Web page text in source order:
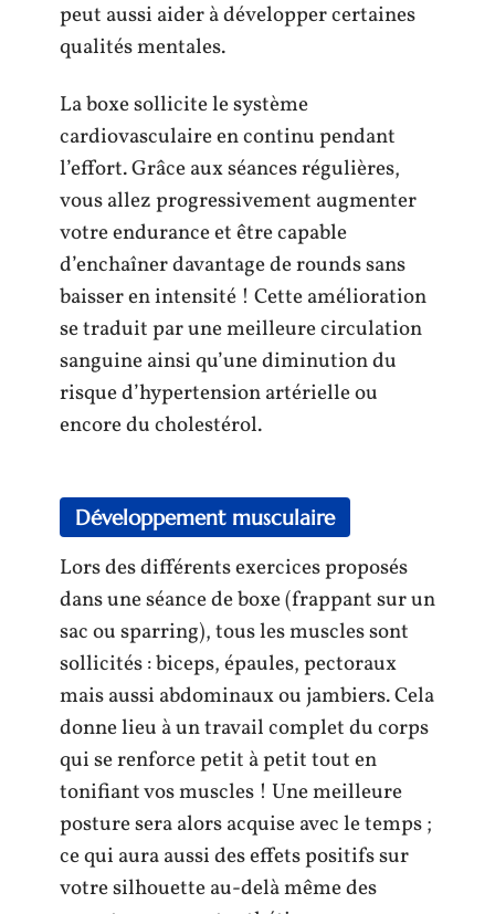
peut aussi aider à développer certaines
qualités mentales.
La boxe sollicite le système
cardiovasculaire en continu pendant
l’effort. Grâce aux séances régulières,
vous allez progressivement augmenter
votre endurance et être capable
d’enchaîner davantage de rounds sans
baisser en intensité ! Cette amélioration
se traduit par une meilleure circulation
sanguine ainsi qu’une diminution du
risque d’hypertension artérielle ou
encore du cholestérol.
Développement musculaire
Lors des différents exercices proposés
dans une séance de boxe (frappant sur un
sac ou sparring), tous les muscles sont
sollicités : biceps, épaules, pectoraux
mais aussi abdominaux ou jambiers. Cela
donne lieu à un travail complet du corps
qui se renforce petit à petit tout en
tonifiant vos muscles ! Une meilleure
posture sera alors acquise avec le temps ;
ce qui aura aussi des effets positifs sur
votre silhouette au-delà même des